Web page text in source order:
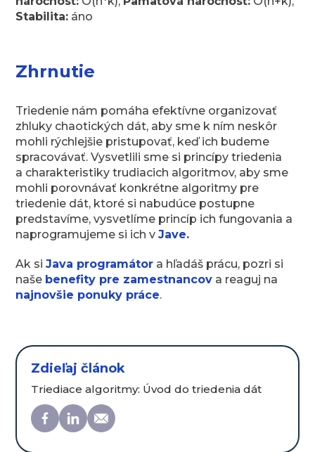
Stabilita: áno
Zhrnutie
Triedenie nám pomáha efektívne organizovať
zhluky chaotických dát, aby sme k ním neskôr
mohli rýchlejšie pristupovať, keď ich budeme
spracovávať. Vysvetlili sme si princípy triedenia
a charakteristiky trudiacich algoritmov, aby sme
mohli porovnávať konkrétne algoritmy pre
triedenie dát, ktoré si nabudúce postupne
predstavíme, vysvetlíme princíp ich fungovania a
naprogramujeme si ich vJave.
Ak siJava programátor a hľadáš prácu, pozri si
naše benefity pre zamestnancov a reaguj na
najnovšie ponuky práce.
Zdieľaj článok
Triediace algoritmy: Úvod do triedenia dát